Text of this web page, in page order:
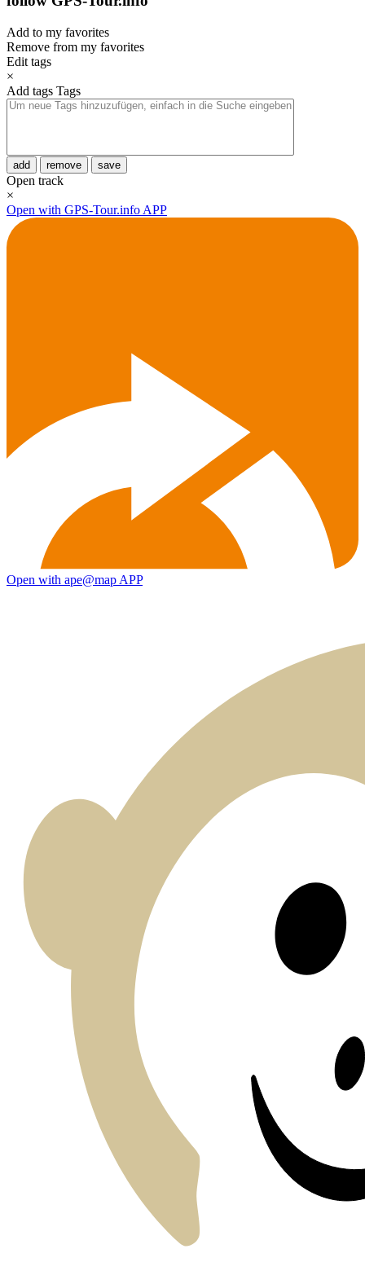
Add to my favorites
Remove from my favorites
Edit tags
×
Add tags Tags
add remove save
Open track
×
Open with GPS-Tour.info APP
Open with ape@map APP